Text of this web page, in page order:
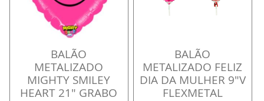
BALÃO
METALIZADO
MIGHTY SMILEY
HEART 21" GRABO
BALÃO
METALIZADO FELIZ
DIA DA MULHER 9"V
FLEXMETAL